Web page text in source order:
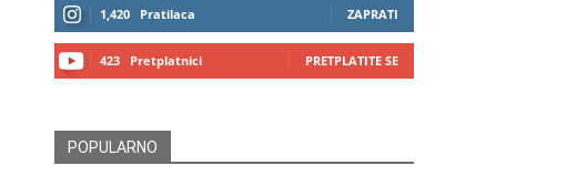
1,420 Pratilaca ZAPRATI
423 Pretplatnici PRETPLATITE SE
POPULARNO